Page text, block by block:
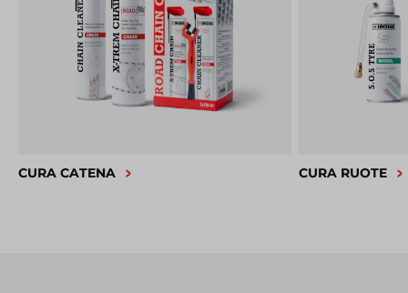
CURA CATENA CURA RUOTE